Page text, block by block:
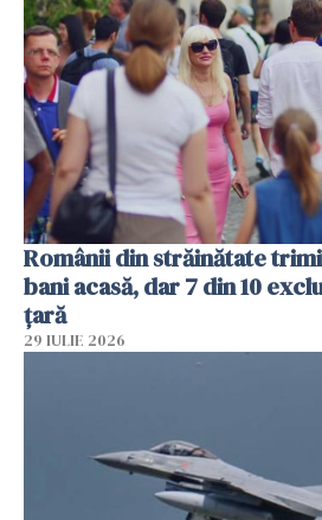
Românii din străinătate
bani acasă, dar 7 din 10
țară
29 IULIE 2026